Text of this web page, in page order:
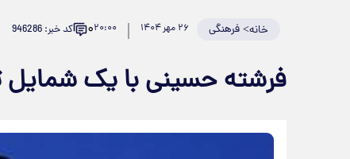
خانه>فرهنگی ۲۶ مهر ۱۴۰۴ ۲۰:۰۰۰ کد خبر: 946286
فرشته حسینی با یک شمایل